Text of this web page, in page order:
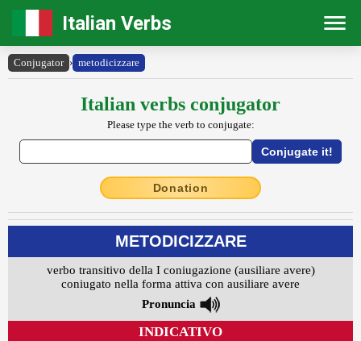
Italian Verbs
Conjugator › metodicizzare
Italian verbs conjugator
Please type the verb to conjugate:
Donation
METODICIZZARE
verbo transitivo della I coniugazione (ausiliare avere)
coniugato nella forma attiva con ausiliare avere
Pronuncia
INDICATIVO